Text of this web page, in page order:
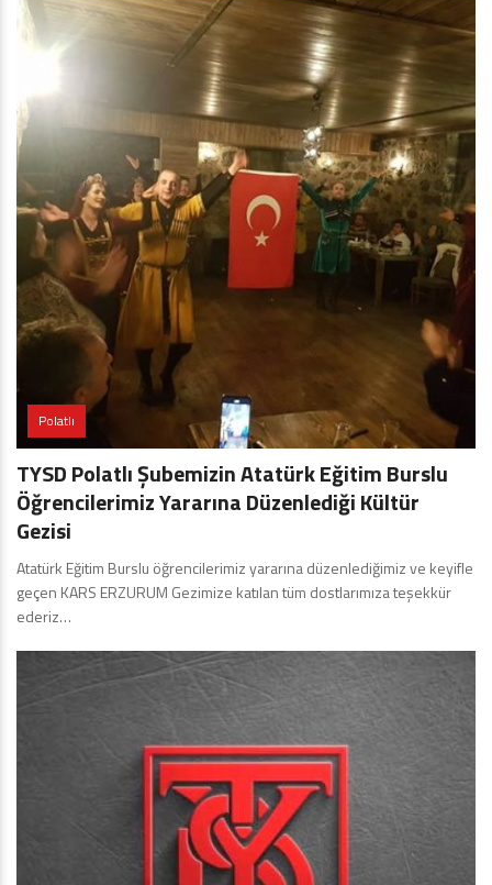
Polatlı
TYSD Polatlı Şubemizin Atatürk Eğitim Burslu
Öğrencilerimiz Yararına Düzenlediği Kültür
Gezisi
Atatürk Eğitim Burslu öğrencilerimiz yararına düzenlediğimiz ve keyifle
geçen KARS ERZURUM Gezimize katılan tüm dostlarımıza teşekkür
ederiz…